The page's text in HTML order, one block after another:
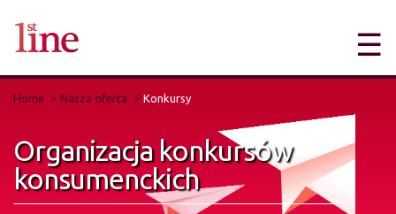
☰
Home Nasza oferta Konkursy
Organizacja konkursów
konsumenckich